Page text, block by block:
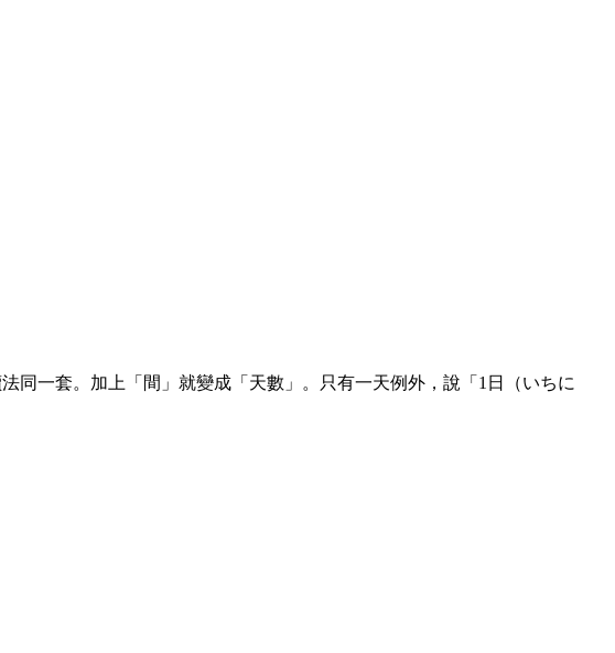
一套。加上「間」就變成「天數」。只有一天例外，說「1日（いちに